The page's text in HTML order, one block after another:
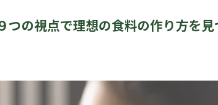
つの視点で理想の食料の作り方を